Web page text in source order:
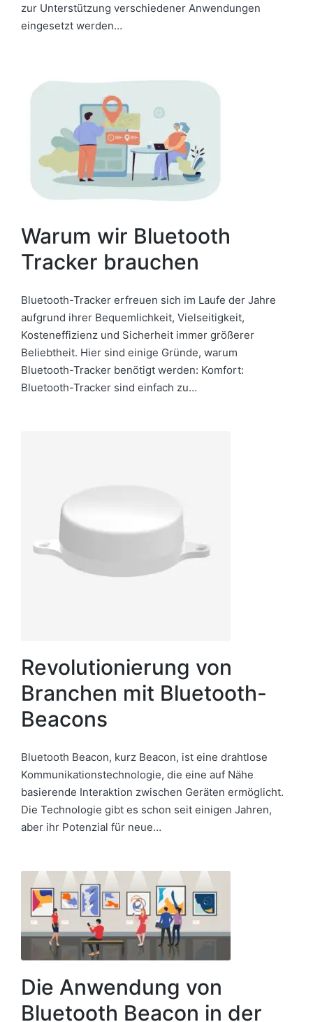
zur Unterstützung verschiedener Anwendungen
eingesetzt werden…
Warum wir Bluetooth
Tracker brauchen
Bluetooth-Tracker erfreuen sich im Laufe der Jahre
aufgrund ihrer Bequemlichkeit, Vielseitigkeit,
Kosteneffizienz und Sicherheit immer größerer
Beliebtheit. Hier sind einige Gründe, warum
Bluetooth-Tracker benötigt werden: Komfort:
Bluetooth-Tracker sind einfach zu…
Revolutionierung von
Branchen mit Bluetooth-
Beacons
Bluetooth Beacon, kurz Beacon, ist eine drahtlose
Kommunikationstechnologie, die eine auf Nähe
basierende Interaktion zwischen Geräten ermöglicht.
Die Technologie gibt es schon seit einigen Jahren,
aber ihr Potenzial für neue…
Die Anwendung von
Bluetooth Beacon in der